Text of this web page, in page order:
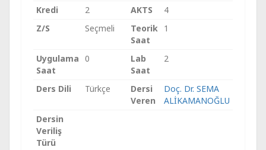
Kredi 2 AKTS
4
Z/S
Seçmeli
Teorik
Saat
1
Uygulama
Saat
0
Lab
Saat
2
Ders Dili Türkçe
Dersi
Veren
Doç. Dr. SEMA
ALİKAMANOĞLU
Dersin
Veriliş
Türü